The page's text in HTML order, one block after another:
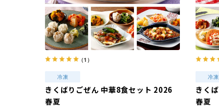
（1）
きくばりごぜん 中華8食セット 2026
春夏
きく
春夏